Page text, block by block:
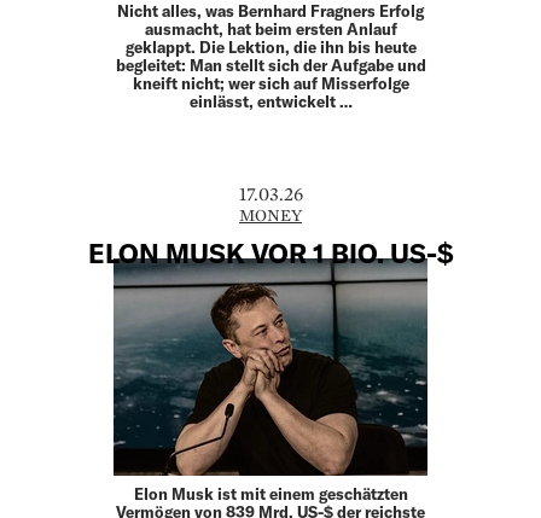
Nicht alles, was Bernhard Fragners Erfolg
ausmacht, hat beim ersten Anlauf
geklappt. Die Lektion, die ihn bis heute
begleitet: Man stellt sich der Aufgabe und
kneift nicht; wer sich auf Misserfolge
einlässt, entwickelt …
17.03.26
MONEY
ELON MUSK VOR 1 BIO. US-$
Elon Musk ist mit einem geschätzten
Vermögen von 839 Mrd. US-$ der reichste